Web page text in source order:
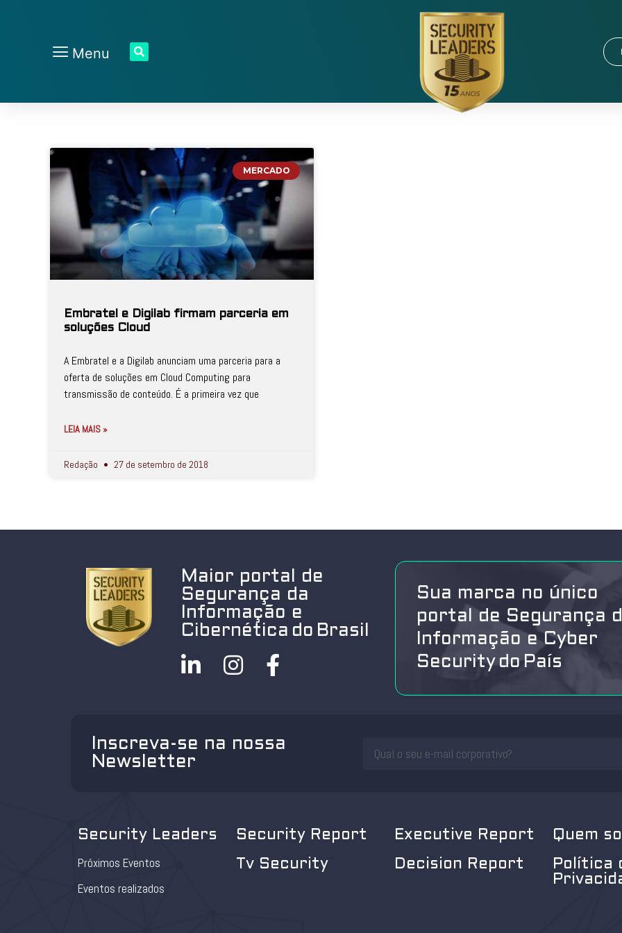
Menu
MERCADO
Embratel e Digilab firmam parceria em
soluções Cloud
A Embratel e a Digilab anunciam uma parceria para a
oferta de soluções em Cloud Computing para
transmissão de conteúdo. É a primeira vez que
LEIA MAIS »
Redação 27 de setembro de 2018
Maior portal de
Segurança da
Informação e
Cibernética do Brasil
Sua marca no único
portal de Segurança
Informação e Cyber
Security do País
Inscreva-se na nossa
Newsletter
Security Leaders
Próximos Eventos
Eventos realizados
Security Report
Tv Security
Executive Report
Decision Report
Quem
Política